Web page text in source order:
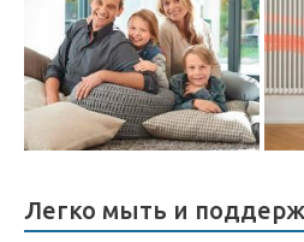
Легко мыть и